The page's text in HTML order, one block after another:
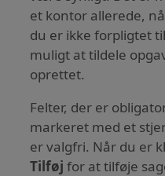
et kontor allerede,
du er ikke forpligtet
muligt at tildele
oprettet.
Felter, der er
markeret med et
er valgfri. Når du er
Tilføj for at tilføje